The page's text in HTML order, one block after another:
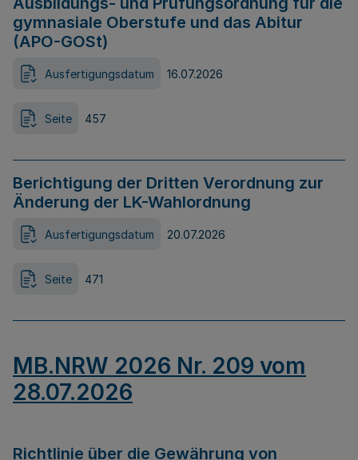
gymnasiale Oberstufe und das Abitur
(APO-GOSt)
Ausfertigungsdatum 16.07.2026
Seite 457
Berichtigung der Dritten Verordnung zur
Änderung der LK-Wahlordnung
Ausfertigungsdatum 20.07.2026
Seite 471
MB.NRW 2026 Nr. 209 vom
28.07.2026
Richtlinie über die Gewährung von